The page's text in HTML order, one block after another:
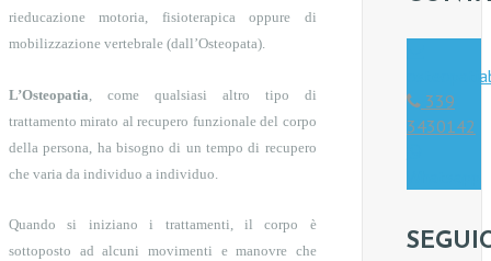
rieducazione motoria, fisioterapica oppure di
mobilizzazione vertebrale (dall’Osteopata).
L’Osteopatia , come qualsiasi altro tipo di
trattamento mirato al recupero funzionale del corpo
della persona, ha bisogno di un tempo di recupero
che varia da individuo a individuo.
Quando si iniziano i trattamenti, il corpo è
sottoposto ad alcuni movimenti e manovre che
339
3430142